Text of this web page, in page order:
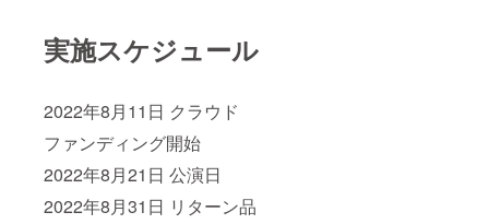
実施スケジュール
2022年8月11日 クラウド
ファンディング開始
2022年8月21日 公演日
2022年8月31日 リターン品